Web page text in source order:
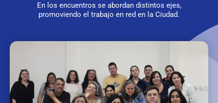
En los encuentros se abordan distintos ejes,
promoviendo el trabajo en red en la Ciudad.